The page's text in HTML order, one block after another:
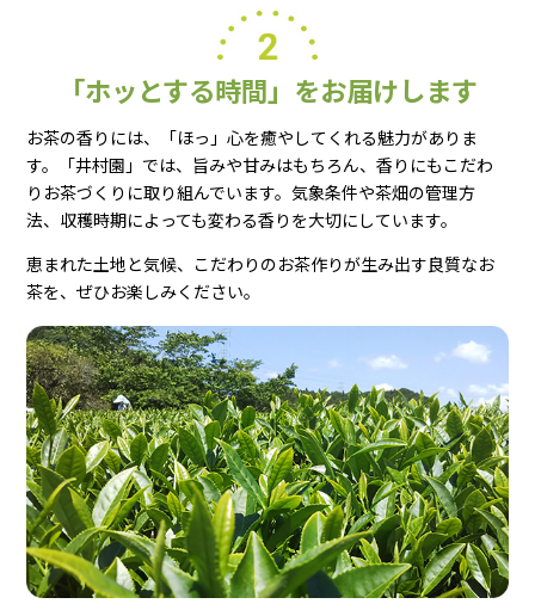
「ホッとする時間」をお届けします
お茶の香りには、「ほっ」心を癒やしてくれる魅力がありま
す。「井村園」では、旨みや甘みはもちろん、香りにもこだわ
りお茶づくりに取り組んでいます。気象条件や茶畑の管理方
法、収穫時期によっても変わる香りを大切にしています。
恵まれた土地と気候、こだわりのお茶作りが生み出す良質なお
茶を、ぜひお楽しみください。